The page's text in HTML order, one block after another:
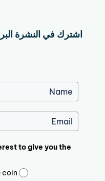
to give you the